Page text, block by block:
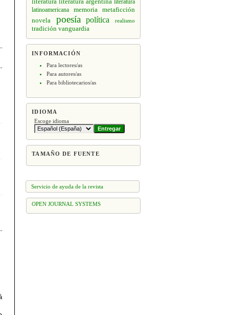
literatura
latinoamericana
memoria
metaficción
novela
poesía política realismo
tradición vanguardia
INFORMACIÓN
Para lectores/as
Para autores/as
Para bibliotecarios/as
IDIOMA
Escoge idioma
TAMAÑO DE FUENTE
Servicio de ayuda de la revista
OPEN JOURNAL SYSTEMS